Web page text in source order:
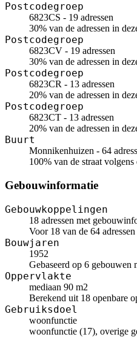
Postcodegroep
6823CS - 19 adressen
30% van de adressen in
Postcodegroep
6823CV - 19 adressen
30% van de adressen in
Postcodegroep
6823CR - 13 adressen
20% van de adressen in
Postcodegroep
6823CT - 13 adressen
20% van de adressen in
Buurt
Monnikenhuizen - 64
100% van de straat volgens
Gebouwinformatie
Gebouwkoppelingen
18 adressen met
Voor 18 van de 64
Bouwjaren
1952
Gebaseerd op 6 gebouwen
Oppervlakte
mediaan 90 m2
Berekend uit 18 openbare
Gebruiksdoel
woonfunctie
woonfunctie (17), overige